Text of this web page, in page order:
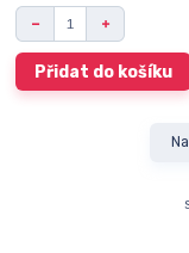
Přidat do košíku